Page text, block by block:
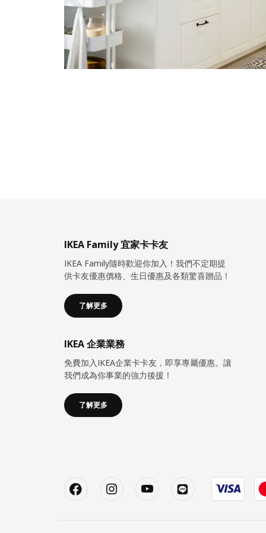
IKEA Family 宜家卡卡友
IKEA Family隨時歡迎你加入！我們不定期提
供卡友優惠價格、生日優惠及各類驚喜贈品！
了解更多
IKEA 企業業務
免費加入IKEA企業卡卡友，即享專屬優惠。讓
我們成為你事業的強力後援！
了解更多